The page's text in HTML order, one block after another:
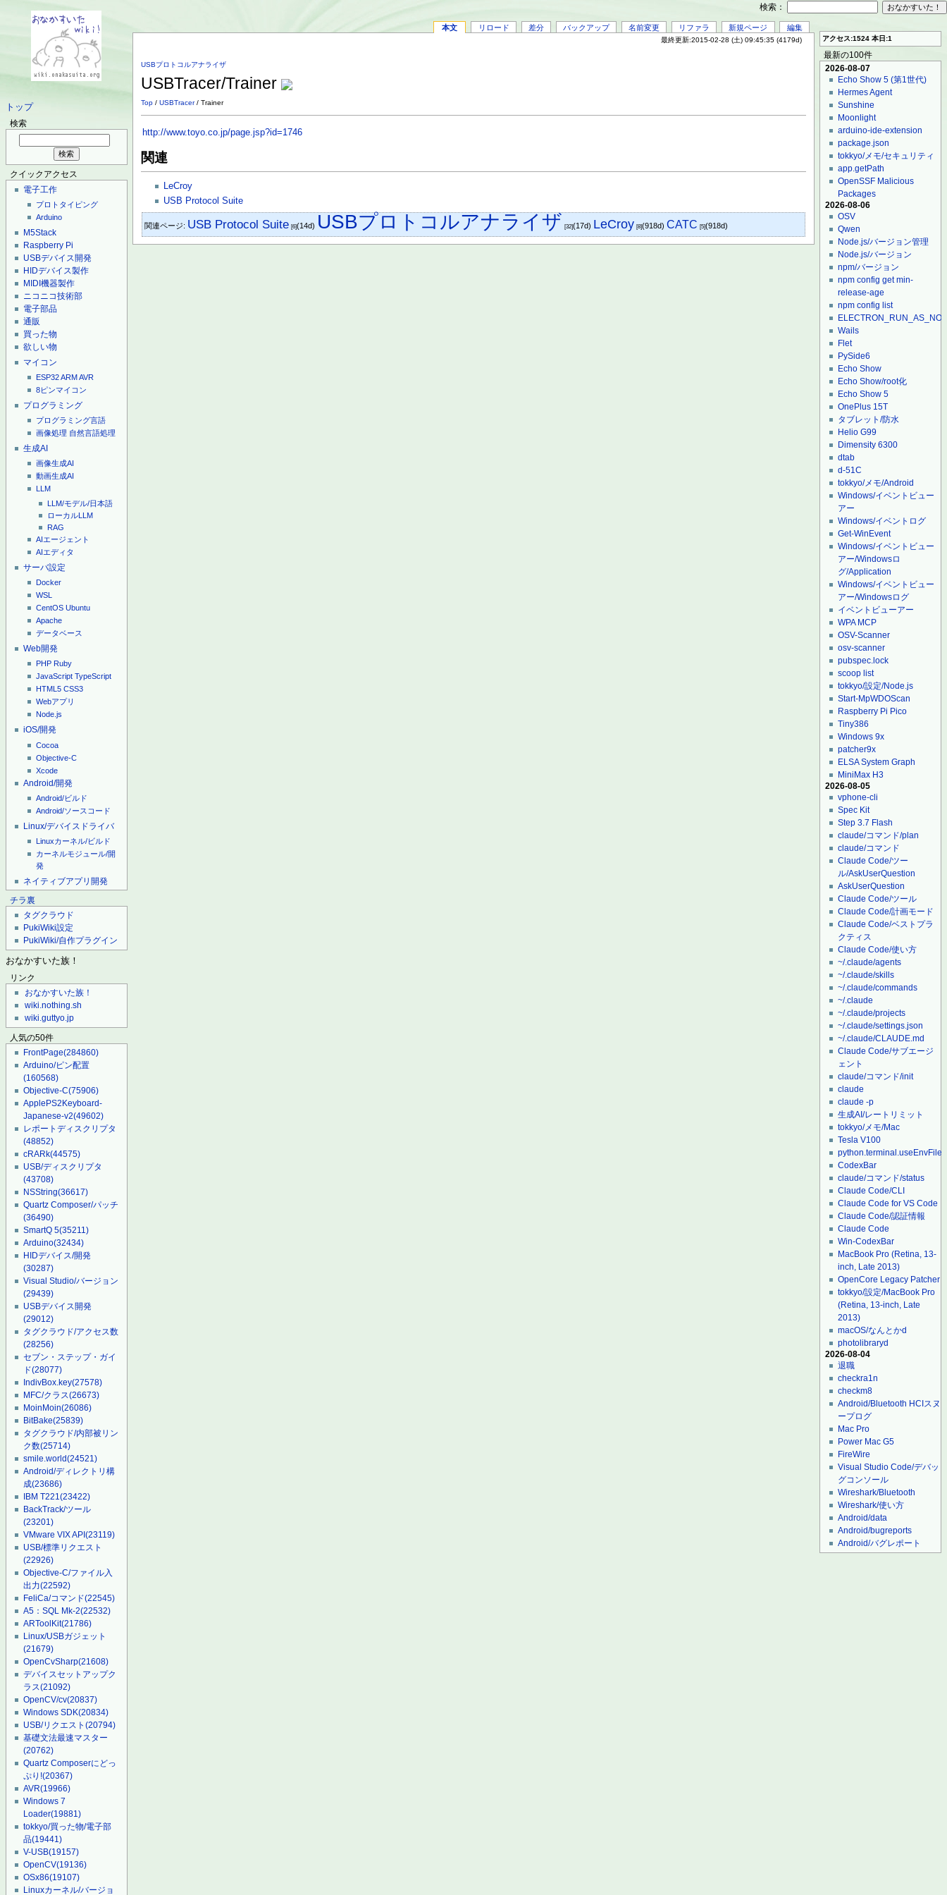
トップ
検索
クイックアクセス
電子工作
プロトタイピング
Arduino
M5Stack
Raspberry Pi
USBデバイス開発
HIDデバイス製作
MIDI機器製作
ニコニコ技術部
電子部品
通販
買った物
欲しい物
マイコン
ESP32ARMAVR
8ピンマイコン
プログラミング
プログラミング言語
画像処理 自然言語処理
生成AI
画像生成AI
動画生成AI
LLM
LLM/モデル/日本語
ローカルLLM
RAG
AIエージェント
AIエディタ
サーバ設定
Docker
WSL
CentOS Ubuntu
Apache
データベース
Web開発
PHP Ruby
JavaScript TypeScript
HTML5 CSS3
Webアプリ
Node.js
iOS/開発
Cocoa
Objective-C
Xcode
Android/開発
Android/ビルド
Android/ソースコード
Linux/デバイスドライバ
Linuxカーネル/ビルド
カーネルモジュール/開
発
ネイティブアプリ開発
チラ裏
タグクラウド
PukiWiki設定
PukiWiki/自作プラグイン
おなかすいた族！
リンク
おなかすいた族！
wiki.nothing.sh
wiki.guttyo.jp
人気の50件
FrontPage(284860)
Arduino/ピン配置
(160568)
Objective-C(75906)
ApplePS2Keyboard-
Japanese-v2(49602)
レポートディスクリプタ
(48852)
cRARk(44575)
USB/ディスクリプタ
(43708)
NSString(36617)
Quartz Composer/パッチ
(36490)
SmartQ 5(35211)
Arduino(32434)
HIDデバイス/開発
(30287)
Visual Studio/バージョン
(29439)
USBデバイス開発
(29012)
タグクラウド/アクセス数
(28256)
セブン・ステップ・ガイ
ド(28077)
IndivBox.key(27578)
MFC/クラス(26673)
MoinMoin(26086)
BitBake(25839)
タグクラウド/内部被リン
ク数(25714)
smile.world(24521)
Android/ディレクトリ構
成(23686)
IBM T221(23422)
BackTrack/ツール
(23201)
VMware VIX API(23119)
USB/標準リクエスト
(22926)
Objective-C/ファイル入
出力(22592)
FeliCa/コマンド(22545)
A5：SQL Mk-2(22532)
ARToolKit(21786)
Linux/USBガジェット
(21679)
OpenCvSharp(21608)
デバイスセットアップク
ラス(21092)
OpenCV/cv(20837)
Windows SDK(20834)
USB/リクエスト(20794)
基礎文法最速マスター
(20762)
Quartz Composerにどっ
ぷり!(20367)
AVR(19966)
Windows 7
Loader(19881)
tokkyo/買った物/電子部
品(19441)
V-USB(19157)
OpenCV(19136)
OSx86(19107)
Linuxカーネル/バージョ
本文 リロード 差分 バックアップ 名前変更 リファラ 新規ページ 編集
最終更新:2015-02-28 (土) 09:45:35 (4179d)
USBプロトコルアナライザ
USBTracer/Trainer
Top /USBTracer/ Trainer
http://www.toyo.co.jp/page.jsp?id=1746
関連
LeCroy
USB Protocol Suite
関連ページ: USB Protocol Suite [6](14d) USBプロトコルアナライザ [32](17d) LeCroy [8](918d)CATC [5](918d)
アクセス:1524 本日:1
最新の100件
2026-08-07
Echo Show 5 (第1世代)
Hermes Agent
Sunshine
Moonlight
arduino-ide-extension
package.json
tokkyo/メモ/セキュリティ
app.getPath
OpenSSF Malicious
Packages
2026-08-06
OSV
Qwen
Node.js/バージョン管理
Node.js/バージョン
npm/バージョン
npm config get min-
release-age
npm config list
Wails
Flet
PySide6
Echo Show
Echo Show/root化
Echo Show 5
OnePlus 15T
タブレット/防水
Helio G99
Dimensity 6300
dtab
d-51C
tokkyo/メモ/Android
Windows/イベントビュー
アー
Windows/イベントログ
Get-WinEvent
Windows/イベントビュー
アー/Windowsロ
グ/Application
Windows/イベントビュー
アー/Windowsログ
イベントビューアー
WPA MCP
OSV-Scanner
osv-scanner
pubspec.lock
scoop list
tokkyo/設定/Node.js
Start-MpWDOScan
Raspberry Pi Pico
Tiny386
Windows 9x
patcher9x
ELSA System Graph
MiniMax H3
2026-08-05
vphone-cli
Spec Kit
Step 3.7 Flash
claude/コマンド/plan
claude/コマンド
Claude Code/ツー
ル/AskUserQuestion
AskUserQuestion
Claude Code/ツール
Claude Code/計画モード
Claude Code/ベストプラ
クティス
Claude Code/使い方
~/.claude/agents
~/.claude/skills
~/.claude/commands
~/.claude
~/.claude/projects
~/.claude/settings.json
~/.claude/CLAUDE.md
Claude Code/サブエージ
ェント
claude/コマンド/init
claude
claude -p
生成AI/レートリミット
tokkyo/メモ/Mac
Tesla V100
python.terminal.useEnvFile
CodexBar
claude/コマンド/status
Claude Code/CLI
Claude Code for VS Code
Claude Code/認証情報
Claude Code
Win-CodexBar
MacBook Pro (Retina, 13-
inch, Late 2013)
OpenCore Legacy Patcher
tokkyo/設定/MacBook Pro
(Retina, 13-inch, Late
2013)
macOS/なんとかd
photolibraryd
2026-08-04
退職
checkra1n
checkm8
Android/Bluetooth HCIスヌ
ープログ
Mac Pro
Power Mac G5
FireWire
Visual Studio Code/デバッ
グコンソール
Wireshark/Bluetooth
Wireshark/使い方
Android/data
Android/bugreports
Android/バグレポート
検索：